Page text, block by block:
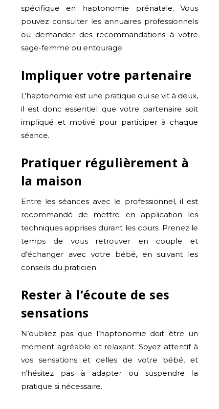
spécifique en haptonomie prénatale. Vous
pouvez consulter les annuaires professionnels
ou demander des recommandations à votre
sage-femme ou entourage.
Impliquer votre partenaire
L’haptonomie est une pratique qui se vit à deux,
il est donc essentiel que votre partenaire soit
impliqué et motivé pour participer à chaque
séance.
Pratiquer régulièrement à
la maison
Entre les séances avec le professionnel, il est
recommandé de mettre en application les
techniques apprises durant les cours. Prenez le
temps de vous retrouver en couple et
d’échanger avec votre bébé, en suivant les
conseils du praticien.
Rester à l’écoute de ses
sensations
N’oubliez pas que l’haptonomie doit être un
moment agréable et relaxant. Soyez attentif à
vos sensations et celles de votre bébé, et
n’hésitez pas à adapter ou suspendre la
pratique si nécessaire.